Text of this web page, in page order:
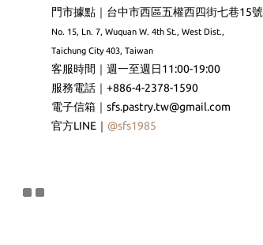
門市據點｜台中市西區五權西四街七巷15號
No. 15, Ln. 7, Wuquan W. 4th St., West Dist.,
Taichung City 403, Taiwan
客服時間｜週一至週日11:00-19:00
服務電話｜+886-4-2378-1590
電子信箱｜ sfs.pastry.tw@gmail.com
官方LINE｜ @sfs1985